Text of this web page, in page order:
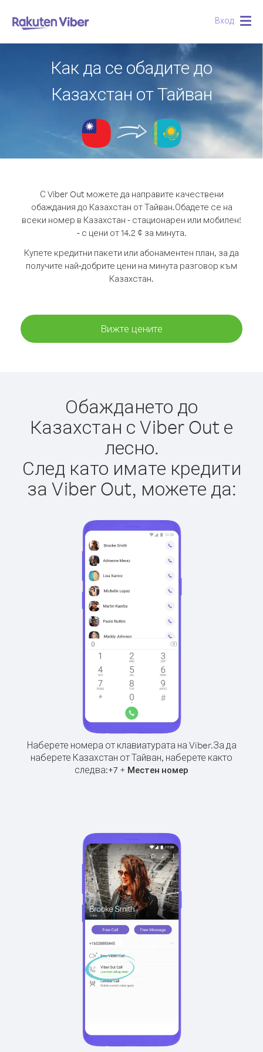
Вход
Как да се обадите до
Казахстан от Тайван
С Viber Out можете да направите качествени
обаждания до Казахстан от Тайван.Обадете се на
всеки номер в Казахстан - стационарен или мобилен!
- с цени от 14.2 ¢ за минута.
Купете кредитни пакети или абонаментен план, за да
получите най-добрите цени на минута разговор към
Казахстан.
Вижте цените
Обаждането до
Казахстан с Viber Out е
лесно.
След като имате кредити
за Viber Out, можете да:
Наберете номера от клавиатурата на Viber.За да
наберете Казахстан от Тайван, наберете както
следва:+7 + Местен номер